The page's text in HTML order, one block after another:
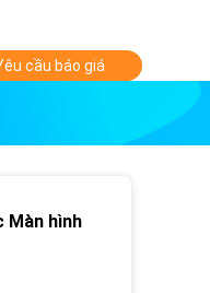
cầu báo giá
Màn hình